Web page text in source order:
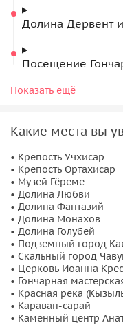
Долина Дервент
Посещение
Город скал и
Завершение, ужин
Показать ещё
Какие места вы
• Крепость Учхисар
• Крепость Ортахисар
• Музей Гёреме
• Долина Любви
• Долина Фантазий
• Долина Монахов
• Долина Голубей
• Подземный город
• Скальный город
• Церковь Иоанна
• Гончарная
• Красная река
• Караван-сарай
• Каменный центр